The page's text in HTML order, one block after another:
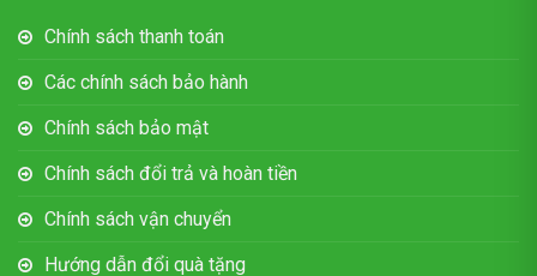
Chính sách thanh toán
Các chính sách bảo hành
Chính sách bảo mật
Chính sách đổi trả và hoàn tiền
Chính sách vận chuyển
Hướng dẫn đổi quà tặng